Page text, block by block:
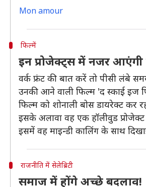
Mon amour
फिल्में
इन प्रोजेक्ट्स में नजर आएंगी
वर्क फ्रंट की बात करें तो पीसी लंबे
उनकी आने वाली फिल्म 'द स्काई इज
फिल्म को शोनाली बोस डायरेक्ट कर
इसके अलावा वह एक हॉलीवुड
इसमें वह माइन्डी कालिंग के साथ
राजनीति में सेलेब्रिटी
समाज में होंगे अच्छे बदलाव!